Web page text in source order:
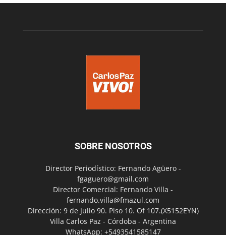
SOBRE NOSOTROS
Director Periodístico: Fernando Agüero -
fgaguero@gmail.com
Director Comercial: Fernando Villa -
fernando.villa@fmazul.com
Dirección: 9 de Julio 90. Piso 10. Of 107.(X5152EYN)
Villa Carlos Paz - Córdoba - Argentina
WhatsApp: +5493541585147